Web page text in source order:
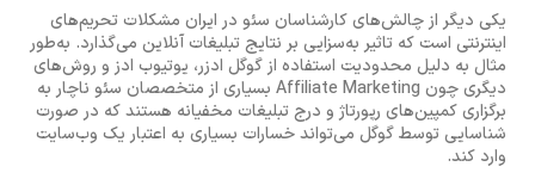
یکی دیگر از چالش‌های کارشناسان سئو در ایران مشکلات تحریم‌های
اینترنتی است که تاثیر به‌سزایی بر نتایج تبلیغات آنلاین می‌گذارد. به‌طور
مثال به دلیل محدودیت استفاده از گوگل ادزر، یوتیوب ادز و روش‌های
دیگری چون Affiliate Marketing بسیاری از متخصصان سئو ناچار به
برگزاری کمپین‌های رپورتاژ و درج تبلیغات مخفیانه هستند که در صورت
شناسایی توسط گوگل می‌تواند خسارات بسیاری به اعتبار یک وب‌سایت‌
وارد کند.